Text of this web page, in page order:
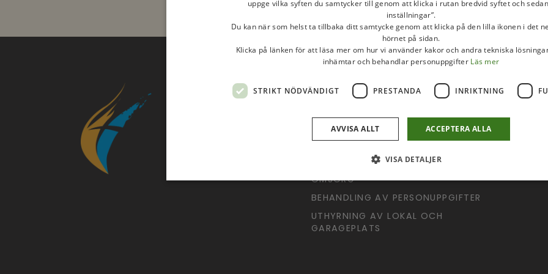
SNABBLÄNKAR
KONTAKT
SAMTALSJOUREN
NYHETSARKIV
OMSORG
BEHANDLING AV PERSONUPPGIFTER
UTHYRNING AV LOKAL OCH
GARAGEPLATS
uppge vilka syften du samtycker till genom att klicka i rutan bredvid syftet och sedan
inställningar”.
Du kan när som helst ta tillbaka ditt samtycke genom att klicka på den lilla ikonen i det
hörnet på sidan.
Klicka på länken för att läsa mer om hur vi använder kakor och andra tekniska
inhämtar och behandlar personuppgifter Läs mer
STRIKT NÖDVÄNDIGT PRESTANDA INRIKTNING
ACCEPTERA ALLA
AVVISA ALLT
VISA DETALJER